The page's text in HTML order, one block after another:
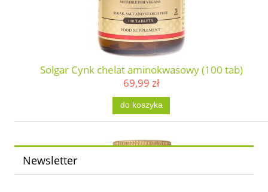
Solgar Cynk chelat aminokwasowy (100 tab)
69,99 zł
do koszyka
Newsletter